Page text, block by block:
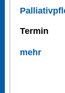
Termin
mehr